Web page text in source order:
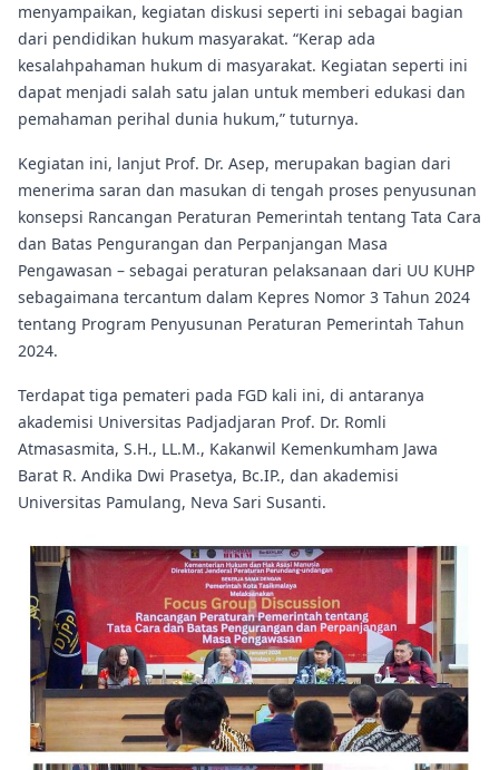
menyampaikan, kegiatan diskusi seperti ini sebagai bagian
dari pendidikan hukum masyarakat. “Kerap ada
kesalahpahaman hukum di masyarakat. Kegiatan seperti ini
dapat menjadi salah satu jalan untuk memberi edukasi dan
pemahaman perihal dunia hukum,” tuturnya.
Kegiatan ini, lanjut Prof. Dr. Asep, merupakan bagian dari
menerima saran dan masukan di tengah proses penyusunan
konsepsi Rancangan Peraturan Pemerintah tentang Tata Cara
dan Batas Pengurangan dan Perpanjangan Masa
Pengawasan – sebagai peraturan pelaksanaan dari UU KUHP
sebagaimana tercantum dalam Kepres Nomor 3 Tahun 2024
tentang Program Penyusunan Peraturan Pemerintah Tahun
2024.
Terdapat tiga pemateri pada FGD kali ini, di antaranya
akademisi Universitas Padjadjaran Prof. Dr. Romli
Atmasasmita, S.H., LL.M., Kakanwil Kemenkumham Jawa
Barat R. Andika Dwi Prasetya, Bc.IP., dan akademisi
Universitas Pamulang, Neva Sari Susanti.